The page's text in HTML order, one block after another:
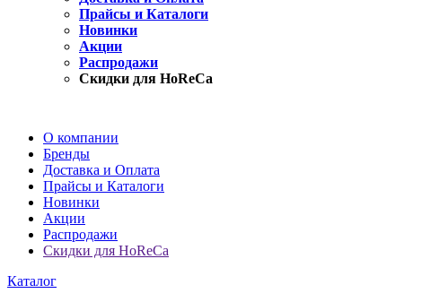
Прайсы и Каталоги
Новинки
Акции
Распродажи
Скидки для HoReCa
О компании
Бренды
Доставка и Оплата
Прайсы и Каталоги
Новинки
Акции
Распродажи
Скидки для HoReCa
Каталог